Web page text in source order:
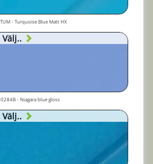
- Turquoise Blue Matt HX
Välj..
- Niagara blue gloss
Välj..